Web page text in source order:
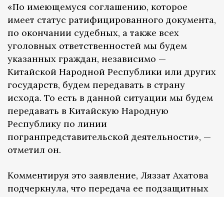
«По имеющемуся соглашению, которое
имеет статус ратифицированного документа,
по окончании судебных, а также всех
уголовных ответственностей мы будем
указанных граждан, независимо —
Китайской Народной Республики или других
государств, будем передавать в страну
исхода. То есть в данной ситуации мы будем
передавать в Китайскую Народную
Республику по линии
погранпредставительской деятельности», —
отметил он.
Комментируя это заявление, Ляззат Ахатова
подчеркнула, что передача ее подзащитных